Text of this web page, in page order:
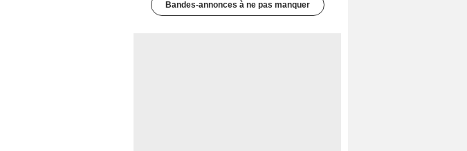
Bandes-annonces à ne pas manquer